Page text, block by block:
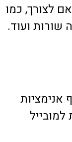
לצורך, כמו
שורות ועוד.
אנימציות